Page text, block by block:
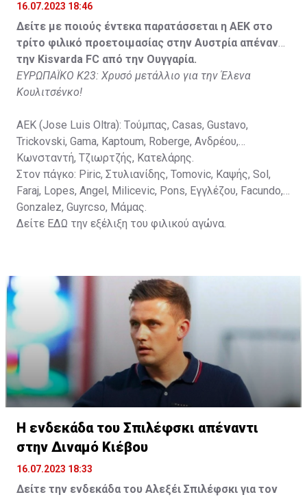
Στον πάγκο: Petkovic, Cipetic, Kovasic, Jovicic, Szeles,
Vida, Otvos, Lucas, Camas, Mesanovic.
16.07.2023 18:46
Δείτε με ποιούς έντεκα παρατάσσεται η ΑΕΚ στο
τρίτο φιλικό προετοιμασίας στην Αυστρία απέναντι
την Kisvarda FC από την Ουγγαρία.
ΕΥΡΩΠΑΪΚΟ Κ23: Χρυσό μετάλλιο για την Έλενα
Κουλιτσένκο!
ΑΕΚ (Jose Luis Oltra): Tούμπας, Casas, Gustavo,
Trickovski, Gama, Κaptoum, Roberge, Aνδρέου,
Κωνσταντή, Τζιωρτζής, Κατελάρης.
Στον πάγκο: Piric, Στυλιανίδης, Tomovic, Καψής, Sol,
Faraj, Lopes, Angel, Milicevic, Pons, Εγγλέζου, Facundo,
Gonzalez, Guyrcso, Μάμας.
Δείτε ΕΔΩ την εξέλιξη του φιλικού αγώνα.
Η ενδεκάδα του Σπιλέφσκι απέναντι
στην Διναμό Κιέβου
16.07.2023 18:33
Δείτε την ενδεκάδα του Αλεξέι Σπιλέφσκι για τον